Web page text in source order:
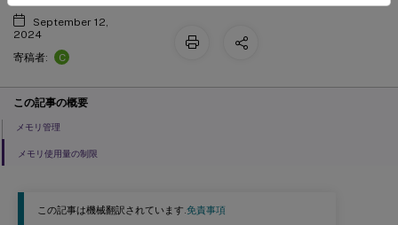
この記事は機械翻訳されています.免責事項
September 12,
2024
寄稿者:
C
この記事の概要
メモリ管理
メモリ使用量の制限